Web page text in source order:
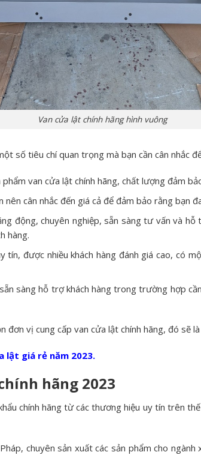
Van cửa lật chính hãng hình vuông
số tiêu chí quan trọng mà bạn cần cân nhắc
van cửa lật chính hãng, chất lượng đảm
cân nhắc đến giá cả để đảm bảo rằng bạn
động, chuyên nghiệp, sẵn sàng tư vấn và
hàng.
tín, được nhiều khách hàng đánh giá cao, có
sàng hỗ trợ khách hàng trong trường hợp
đơn vị cung cấp van cửa lật chính hãng, đó sẽ
lật giá rẻ năm 2023.
hãng 2023
chính hãng từ các thương hiệu uy tín trên
chuyên sản xuất các sản phẩm cho